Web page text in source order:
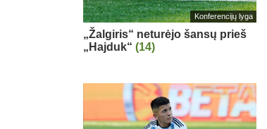
Konferencijų lyga
„Žalgiris“ neturėjo šansų prieš
„Hajduk“ (14)